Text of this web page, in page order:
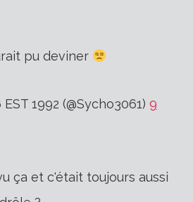
pu deviner
1992 (@Sycho3061) 9
ça et c'était toujours aussi